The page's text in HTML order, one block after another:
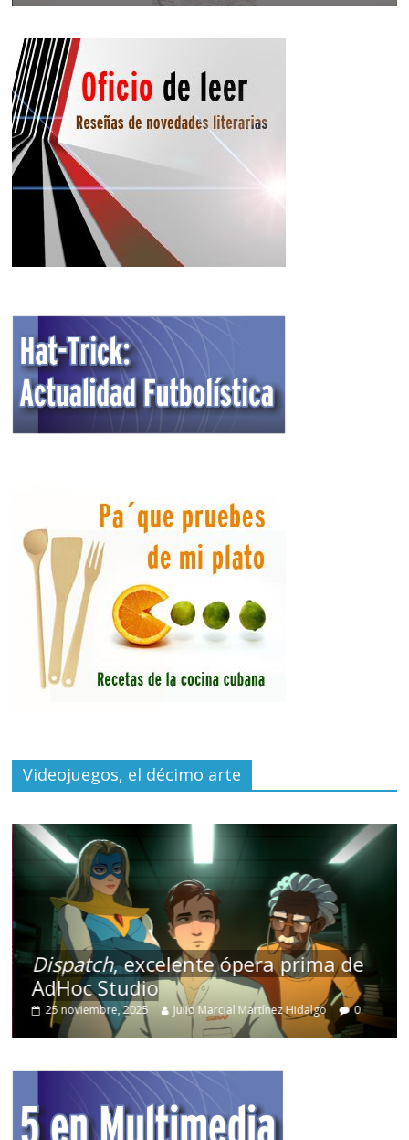
Videojuegos, el décimo arte
Dispatch, excelente ópera prima de
AdHoc Studio
25 noviembre, 2025 Julio Marcial Martínez Hidalgo 0